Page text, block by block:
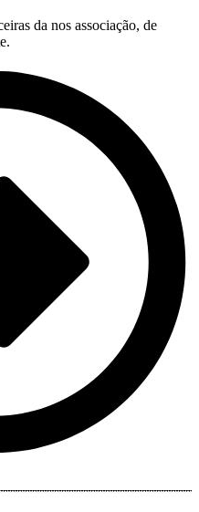
da nos associação, de